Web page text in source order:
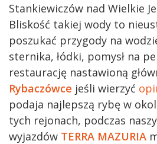
Stankiewiczów nad Wielkie
Bliskość takiej wody to
poszukać przygody na
sternika, łódki, pomysł na
restaurację nastawioną
Rybaczówce jeśli wierzyć
podaja najlepszą rybę w
tych rejonach, podczas
wyjazdów TERRA MAZURIA